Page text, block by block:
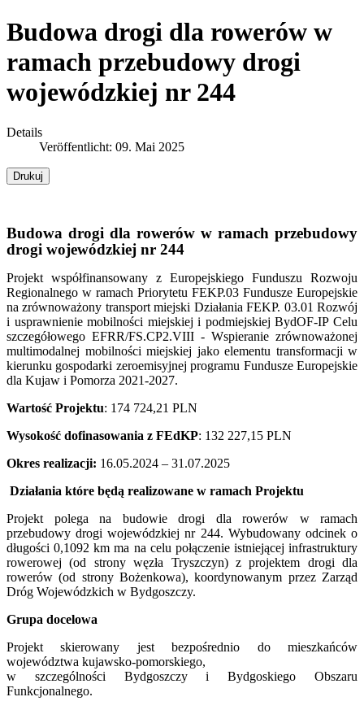
Budowa drogi dla rowerów w
ramach przebudowy drogi
wojewódzkiej nr 244
Details
Veröffentlicht: 09. Mai 2025
Drukuj
Budowa drogi dla rowerów w ramach przebudowy
drogi wojewódzkiej nr 244
Projekt współfinansowany z Europejskiego Funduszu Rozwoju
Regionalnego w ramach Priorytetu FEKP.03 Fundusze Europejskie
na zrównoważony transport miejski Działania FEKP. 03.01 Rozwój
i usprawnienie mobilności miejskiej i podmiejskiej BydOF-IP Celu
szczegółowego EFRR/FS.CP2.VIII - Wspieranie zrównoważonej
multimodalnej mobilności miejskiej jako elementu transformacji w
kierunku gospodarki zeroemisyjnej programu Fundusze Europejskie
dla Kujaw i Pomorza 2021-2027.
Wartość Projektu: 174 724,21 PLN
Wysokość dofinasowania z FEdKP: 132 227,15 PLN
Okres realizacji: 16.05.2024 – 31.07.2025
Działania które będą realizowane w ramach Projektu
Projekt polega na budowie drogi dla rowerów w ramach
przebudowy drogi wojewódzkiej nr 244. Wybudowany odcinek o
długości 0,1092 km ma na celu połączenie istniejącej infrastruktury
rowerowej (od strony węzła Tryszczyn) z projektem drogi dla
rowerów (od strony Bożenkowa), koordynowanym przez Zarząd
Dróg Wojewódzkich w Bydgoszczy.
Grupa docelowa
Projekt skierowany jest bezpośrednio do mieszkańców
województwa kujawsko-pomorskiego,
w szczególności Bydgoszczy i Bydgoskiego Obszaru
Funkcjonalnego.